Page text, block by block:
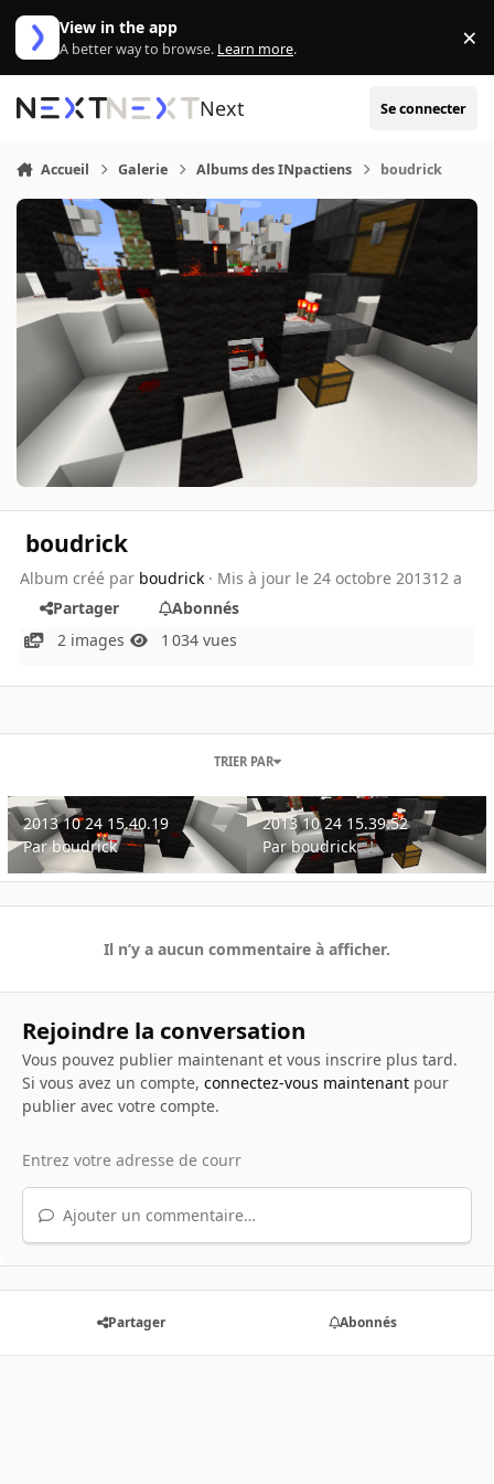
Aller au contenu
View in the app
A better way to browse. Learn more. ×
Next Se connecter
Accueil Galerie Albums des INpactiens boudrick
boudrick
Album créé par boudrick · Mis à jour le 24 octobre 201312 a
Partager
Abonnés
2 images
1 034 vues
TRIER PAR
2013 10 24 15.40.19
2013 10 24 15.40.19
Parboudrick
2013 10 24 15.39.52
2013 10 24 15.39.52
Parboudrick
Il n’y a aucun commentaire à afficher.
Rejoindre la conversation
Vous pouvez publier maintenant et vous inscrire plus tard.
Si vous avez un compte, connectez-vous maintenantpour
publier avec votre compte.
Ajouter un commentaire…
Partager Abonnés